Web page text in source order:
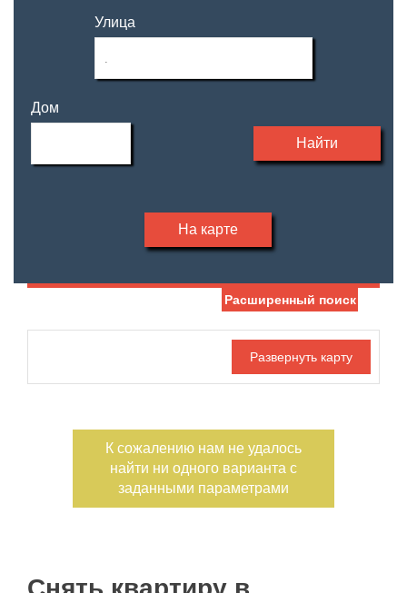
Улица
Дом
Найти
На карте
Жилая площадь
—
Площадь кухни
Балконов
Этаж
—
Этажность
Расширенный поиск
К сожалению нам не удалось
найти ни одного варианта с
заданными параметрами